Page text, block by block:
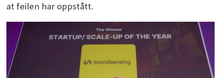
at feilen har oppstått.